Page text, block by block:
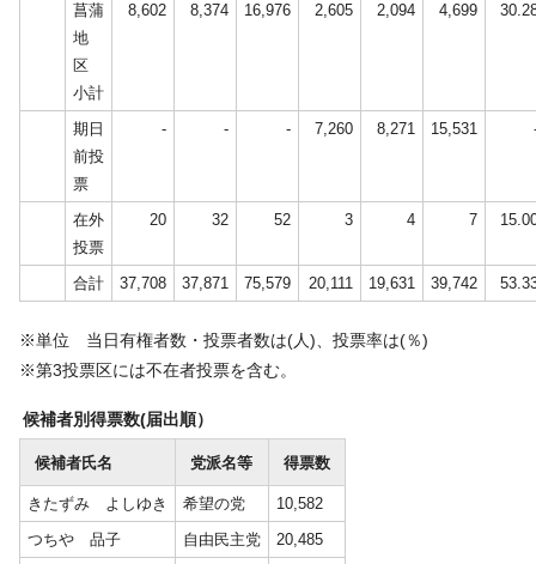
菖蒲
地
区
小計
8,602 8,374 16,976 2,605 2,094 4,699
期日
前投
票
- - - 7,260 8,271 15,531
在外
投票
20 32 52 3 4 7
合計 37,708 37,871 75,579 20,111 19,631 39,742
※単位 当日有権者数・投票者数は(人)、投票率は(％)
※第3投票区には不在者投票を含む。
候補者別得票数(届出順）
候補者氏名 党派名等 得票数
きたずみ よしゆき 希望の党
10,582
つちや 品子
自由民主党
20,485